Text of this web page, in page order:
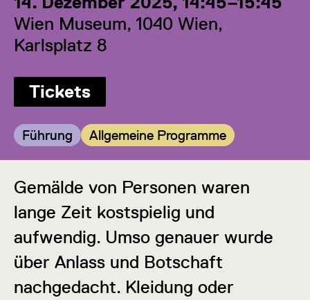
Wien Museum, 1040 Wien,
Karlsplatz 8
Tickets
Kategorie:
Führung Kategorie:
Allgemeine Programme
Gemälde von Personen waren
lange Zeit kostspielig und
aufwendig. Umso genauer wurde
über Anlass und Botschaft
nachgedacht. Kleidung oder